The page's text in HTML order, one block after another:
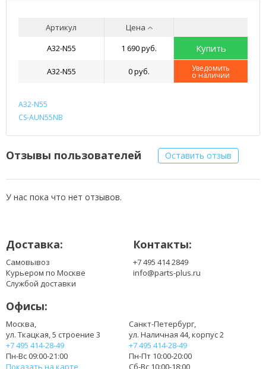
Артикул
Цена
A32-N55
1 690 руб. Купить
A32-N55 0 руб. Уведомить
о наличии
A32-N55
CS-AUN55NB
Отзывы пользователей Оставить отзыв
У нас пока что нет отзывов.
Доставка:
Самовывоз
Курьером по Москве
Службой доставки
Контакты:
+7 495 414 2849
info@parts-plus.ru
Офисы:
Москва,
ул. Ткацкая, 5 строение 3
+7 495 414-28-49
Пн-Вс 09:00-21:00
Показать на карте
Санкт-Петербург,
ул. Наличная 44, корпус 2
+7 495 414-28-49
Пн-Пт 10:00-20:00
Сб-Вс 10:00-18:00